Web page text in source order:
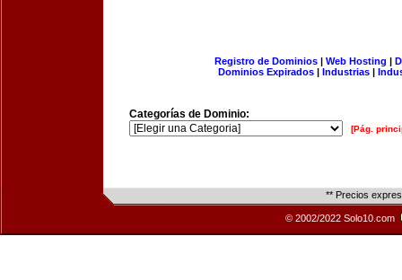
Registro de Dominios| Web Hosting |
Dominios Expirados | Industrias |
Categorías de Dominio:
[Pág.
** Precios
© 2002/2022 Solo10.com